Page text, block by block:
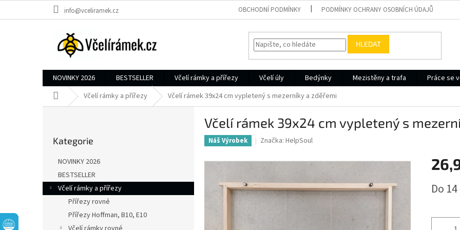
info@vceliramek.cz OBCHODNÍ PODMÍNKY PODMÍNKY OCHRANY OSOBNÍCH ÚDAJŮ
HLEDAT
NOVINKY 2026 BESTSELLER Včelí rámky a přířezy Včelí úly Bedýnky Mezistěny a trafa Práce se
Domů Včelí rámky a přířezy Včelí rámek 39x24 cm vypletený s mezerníky a zděřemi
n
kategorie
Kategorie
NOVINKY 2026
BESTSELLER
Včelí rámky a přířezy
Přířezy rovné
Přířezy Hoffman, B10, E10
Včelí rámek 39x24 cm vypletený s
Náš Výrobek Značka: HelpSoul
cena:
Do